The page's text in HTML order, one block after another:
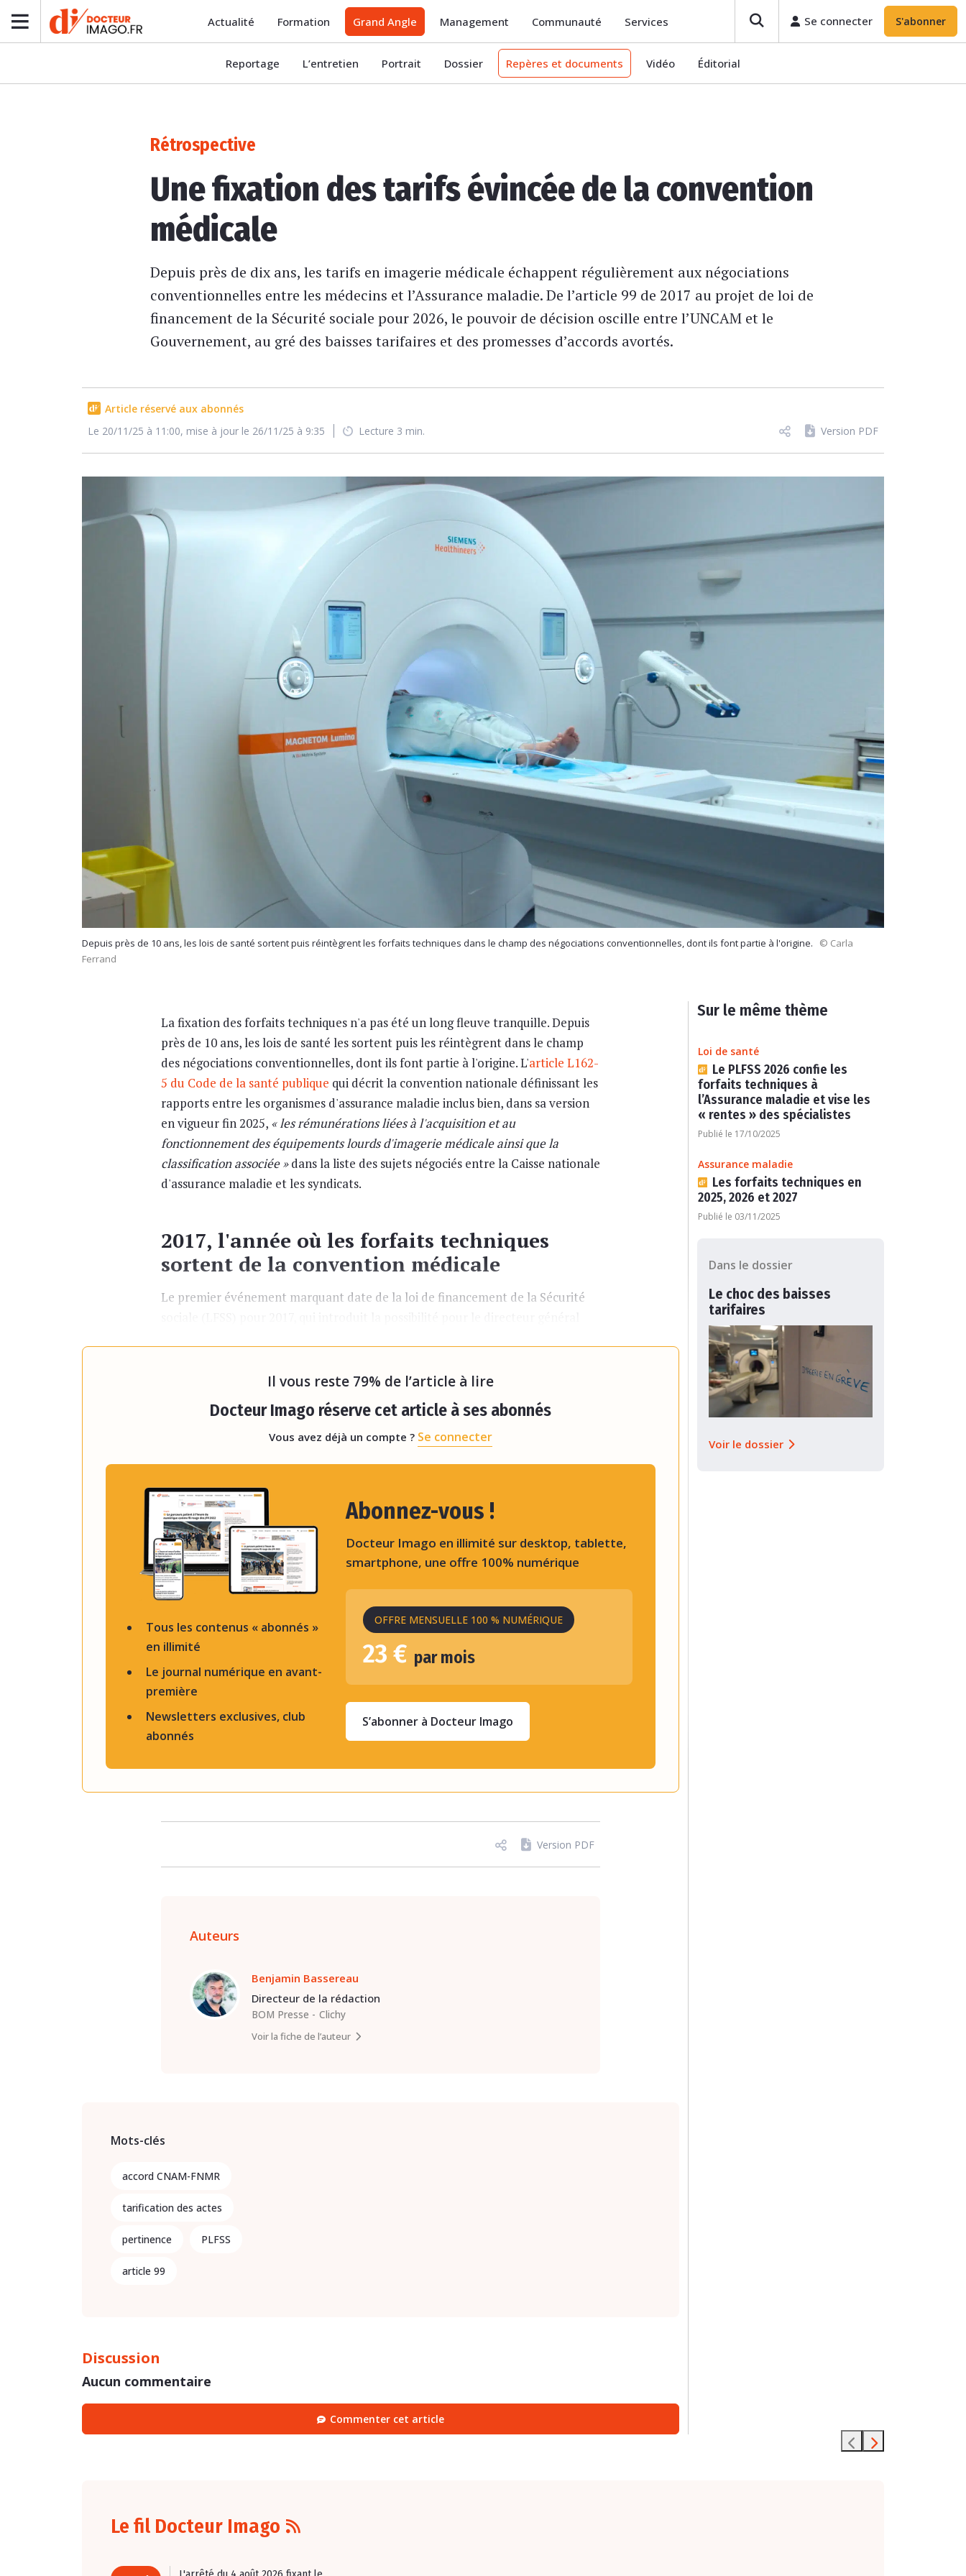
Actualité Formation Grand Angle Management Communauté Services Se connecter S'abonner
Reportage L’entretien Portrait Dossier Repères et documents Vidéo Éditorial
Rétrospective
Une fixation des tarifs évincée de la convention
médicale
Depuis près de dix ans, les tarifs en imagerie médicale échappent régulièrement aux négociations
conventionnelles entre les médecins et l’Assurance maladie. De l’article 99 de 2017 au projet de loi de
financement de la Sécurité sociale pour 2026, le pouvoir de décision oscille entre l’UNCAM et le
Gouvernement, au gré des baisses tarifaires et des promesses d’accords avortés.
Article réservé aux abonnés
Le 20/11/25 à 11:00, mise à jour le 26/11/25 à 9:35
Lecture 3 min. Version PDF
Depuis près de 10 ans, les lois de santé sortent puis réintègrent les forfaits techniques dans le champ des négociations conventionnelles, dont ils font partie à l'origine.
© Carla
Ferrand
La fixation des forfaits techniques n'a pas été un long fleuve tranquille. Depuis
près de 10 ans, les lois de santé les sortent puis les réintègrent dans le champ
des négociations conventionnelles, dont ils font partie à l'origine. L'article L162-
5 du Code de la santé publique qui décrit la convention nationale définissant les
rapports entre les organismes d'assurance maladie inclus bien, dans sa version
en vigueur fin 2025, « les rémunérations liées à l'acquisition et au
fonctionnement des équipements lourds d'imagerie médicale ainsi que la
classification associée »dans la liste des sujets négociés entre la Caisse nationale
d'assurance maladie et les syndicats.
2017, l'année où les forfaits techniques
sortent de la convention médicale
Le premier événement marquant date de la loi de financement de la Sécurité
Il vous reste 79% de l’article à lire
Docteur Imago réserve cet article à ses abonnés
Vous avez déjà un compte ? Se connecter
Tous les contenus « abonnés »
en illimité
Le journal numérique en avant-
première
Newsletters exclusives, club
abonnés
Abonnez-vous !
Docteur Imago en illimité sur desktop, tablette,
smartphone, une offre 100% numérique
OFFRE MENSUELLE 100 % NUMÉRIQUE
23 € par mois
S’abonner à Docteur Imago
Version PDF
Auteurs
Benjamin Bassereau
Directeur de la rédaction
BOM Presse
Clichy
Voir la fiche de l’auteur
Mots-clés
accord CNAM-FNMR
tarification des actes
pertinence PLFSS
article 99
Discussion
Aucun commentaire
Commenter cet article
Sur le même thème
Loi de santé
Le PLFSS 2026 confie les
forfaits techniques à
l’Assurance maladie et vise les
« rentes » des spécialistes
Publié le 17/10/2025
Assurance maladie
Les forfaits techniques en
2025, 2026 et 2027
Publié le 03/11/2025
Dans le dossier
Le choc des baisses
tarifaires
Voir le dossier
Le fil Docteur Imago